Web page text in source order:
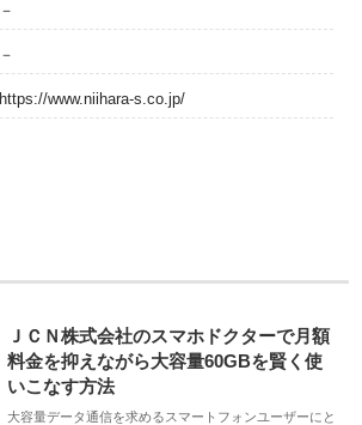
－
－
https://www.niihara-s.co.jp/
ＪＣＮ株式会社のスマホドクターで月額
料金を抑えながら大容量60GBを賢く使
いこなす方法
大容量データ通信を求めるスマートフォンユーザーにと